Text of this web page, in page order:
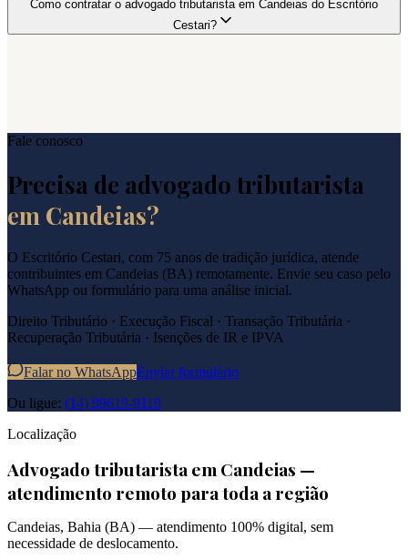
Como contratar o advogado tributarista em Candeias do Escritório
Cestari?
Fale conosco
Precisa de advogado tributarista
em Candeias?
O Escritório Cestari, com 75 anos de tradição jurídica, atende
contribuintes em Candeias (BA) remotamente. Envie seu caso pelo
WhatsApp ou formulário para uma análise inicial.
Direito Tributário · Execução Fiscal · Transação Tributária ·
Recuperação Tributária · Isenções de IR e IPVA
Falar no WhatsAppEnviar formulário
Ou ligue: (14) 99619-9119
Localização
Advogado tributarista em Candeias —
atendimento remoto para toda a região
Candeias, Bahia (BA) — atendimento 100% digital, sem
necessidade de deslocamento.